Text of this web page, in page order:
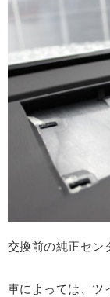
交換前の純正セン
車によっては、ツ